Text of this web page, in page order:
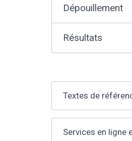
Dépouillement
Résultats
Textes de
Services en ligne